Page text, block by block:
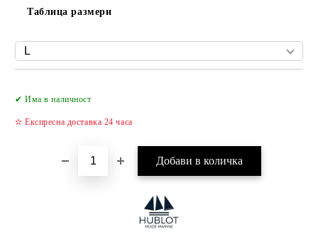
Таблица размери
✔ Има в наличност
✫ Експресна доставка 24 часа